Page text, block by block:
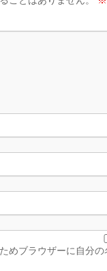
めブラウザーに自分